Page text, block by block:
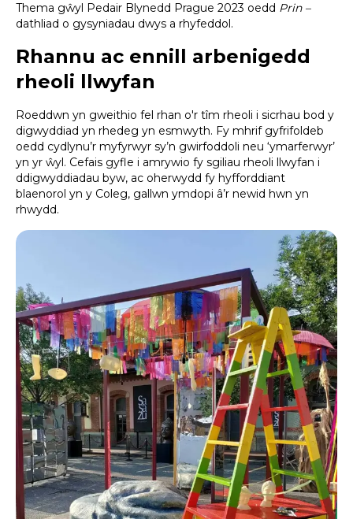
Thema gŵyl Pedair Blynedd Prague 2023 oedd Prin –
dathliad o gysyniadau dwys a rhyfeddol.
Rhannu ac ennill arbenigedd
rheoli llwyfan
Roeddwn yn gweithio fel rhan o'r tîm rheoli i sicrhau bod y
digwyddiad yn rhedeg yn esmwyth. Fy mhrif gyfrifoldeb
oedd cydlynu’r myfyrwyr sy’n gwirfoddoli neu ‘ymarferwyr’
yn yr ŵyl. Cefais gyfle i amrywio fy sgiliau rheoli llwyfan i
ddigwyddiadau byw, ac oherwydd fy hyfforddiant
blaenorol yn y Coleg, gallwn ymdopi â’r newid hwn yn
rhwydd.